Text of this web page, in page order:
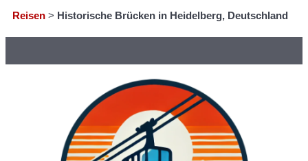
Reisen > Historische Brücken in Heidelberg, Deutschland